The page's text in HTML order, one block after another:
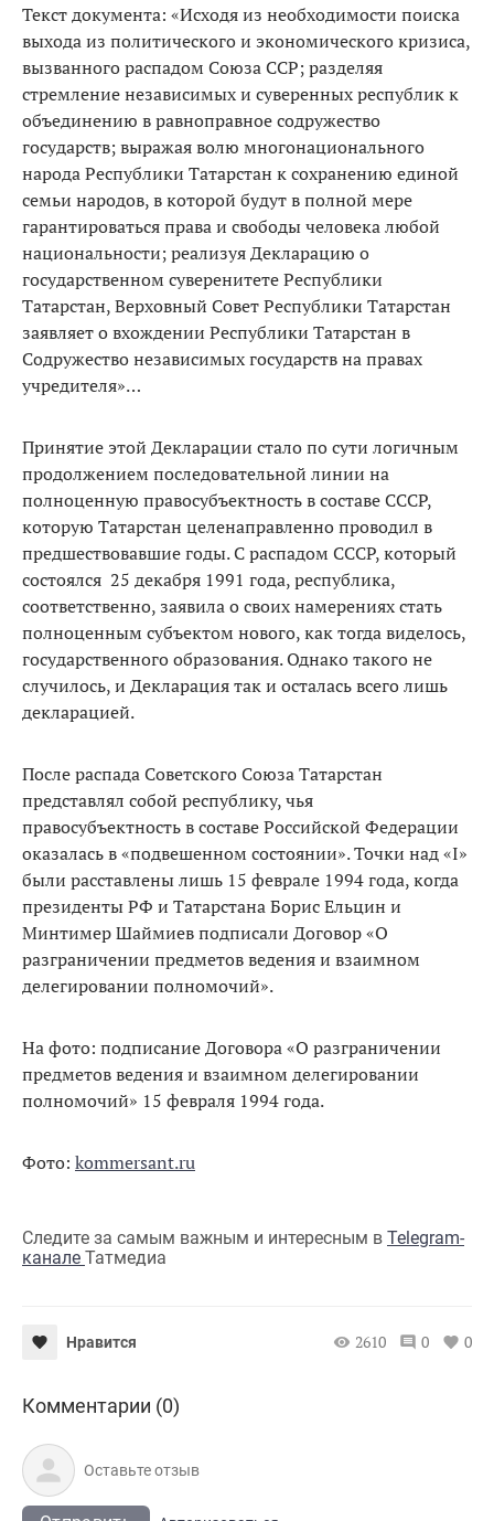
Текст документа: «Исходя из необходимости поиска
выхода из политического и экономического кризиса,
вызванного распадом Союза ССР; разделяя
стремление независимых и суверенных республик к
объединению в равноправное содружество
государств; выражая волю многонационального
народа Республики Татарстан к сохранению единой
семьи народов, в которой будут в полной мере
гарантироваться права и свободы человека любой
национальности; реализуя Декларацию о
государственном суверенитете Республики
Татарстан, Верховный Совет Республики Татарстан
заявляет о вхождении Республики Татарстан в
Содружество независимых государств на правах
учредителя»…
Принятие этой Декларации стало по сути логичным
продолжением последовательной линии на
полноценную правосубъектность в составе СССР,
которую Татарстан целенаправленно проводил в
предшествовавшие годы. С распадом СССР, который
состоялся 25 декабря 1991 года, республика,
соответственно, заявила о своих намерениях стать
полноценным субъектом нового, как тогда виделось,
государственного образования. Однако такого не
случилось, и Декларация так и осталась всего лишь
декларацией.
После распада Советского Союза Татарстан
представлял собой республику, чья
правосубъектность в составе Российской Федерации
оказалась в «подвешенном состоянии». Точки над «I»
были расставлены лишь 15 феврале 1994 года, когда
президенты РФ и Татарстана Борис Ельцин и
Минтимер Шаймиев подписали Договор «О
разграничении предметов ведения и взаимном
делегировании полномочий».
На фото: подписание Договора «О разграничении
предметов ведения и взаимном делегировании
полномочий» 15 февраля 1994 года.
Фото: kommersant.ru
Следите за самым важным и интересным в Telegram-
канале Татмедиа
Нравится 2610 0 0
Комментарии (0)